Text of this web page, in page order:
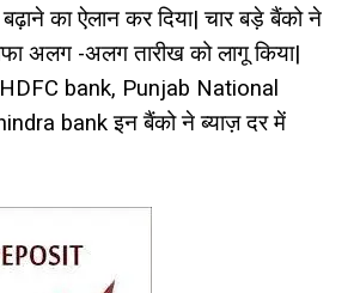
का ऐलान कर दिया| चार बड़े बैंको ने
अलग -अलग तारीख को लागू किया|
bank, Punjab National
bank इन बैंको ने ब्याज़ दर में